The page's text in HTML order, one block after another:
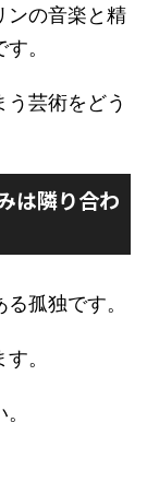
ンの音楽と精
。
芸術をどう
は隣り合わ
孤独です。
。